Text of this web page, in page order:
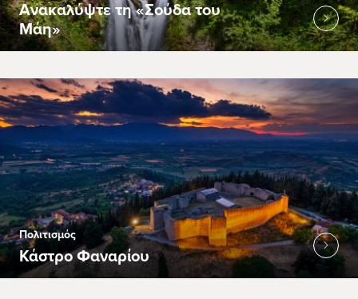
Ανακαλύψτε τη «Σούδα του
Μάη»
Πολιτισμός
Κάστρο Φαναρίου